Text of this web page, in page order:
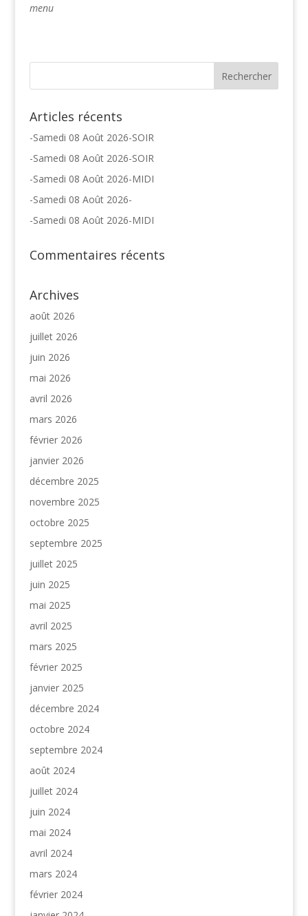
menu
Articles récents
-Samedi 08 Août 2026-SOIR
-Samedi 08 Août 2026-SOIR
-Samedi 08 Août 2026-MIDI
-Samedi 08 Août 2026-
-Samedi 08 Août 2026-MIDI
Commentaires récents
Archives
août 2026
juillet 2026
juin 2026
mai 2026
avril 2026
mars 2026
février 2026
janvier 2026
décembre 2025
novembre 2025
octobre 2025
septembre 2025
juillet 2025
juin 2025
mai 2025
avril 2025
mars 2025
février 2025
janvier 2025
décembre 2024
octobre 2024
septembre 2024
août 2024
juillet 2024
juin 2024
mai 2024
avril 2024
mars 2024
février 2024